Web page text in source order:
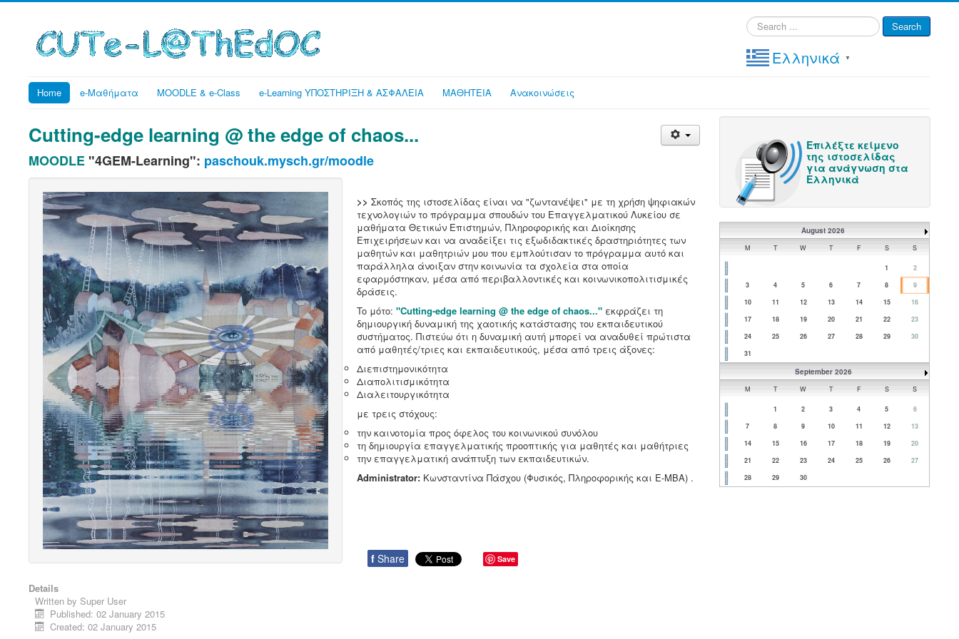
Search
...
Search
Ελληνικά ▼
Home e-Μαθήματα MOODLE & e-Class e-Learning ΥΠΟΣΤΗΡΙΞΗ & ΑΣΦΑΛΕΙΑ ΜΑΘΗΤΕΙΑ Ανακοινώσεις
Cutting-edge learning @ the edge of chaos...
MOODLE "4GEM-Learning": paschouk.mysch.gr/moodle
>> Σκοπός της ιστοσελίδας είναι να "ζωντανέψει" με τη χρήση ψηφιακών
τεχνολογιών το πρόγραμμα σπουδών του Επαγγελματικού Λυκείου σε
μαθήματα Θετικών Επιστημών, Πληροφορικής και Διοίκησης
Επιχειρήσεων και να αναδείξει τις εξωδιδακτικές δραστηριότητες των
μαθητών και μαθητριών μου που εμπλούτισαν το πρόγραμμα αυτό και
παράλληλα άνοιξαν στην κοινωνία τα σχολεία στα οποία
εφαρμόστηκαν, μέσα από περιβαλλοντικές και κοινωνικοπολιτισμικές
δράσεις.
To μότο: "Cutting-edge learning @ the edge of chaos..." εκφράζει τη
δημιουργική δυναμική της χαοτικής κατάστασης του εκπαιδευτικού
συστήματος. Πιστεύω ότι η δυναμική αυτή μπορεί να αναδυθεί πρώτιστα
από μαθητές/τριες και εκπαιδευτικούς, μέσα από τρεις άξονες:
Διεπιστημονικότητα
Διαπολιτισμικότητα
Διαλειτουργικότητα
με τρεις στόχους:
την καινοτομία προς όφελος του κοινωνικού συνόλου
τη δημιουργία επαγγελματικής προοπτικής για μαθητές και μαθήτριες
την επαγγελματική ανάπτυξη των εκπαιδευτικών.
Administrator: Κωνσταντίνα Πάσχου (Φυσικός, Πληροφορικής και Ε-ΜΒΑ) .
f Share Save
Details
Written by Super User
Published: 02 January 2015
Created: 02 January 2015
Επιλέξτε κείμενο
της ιστοσελίδας
για ανάγνωση στα
Ελληνικά
August 2026
M T W T F S S
1
2
3
4 5 6 7 8
9
10
11 12 13 14 15
16
17
18 19 20 21 22
23
24
25 26 27 28 29
30
31
September 2026
M T W T F S S
1 2 3 4 5
6
7
8 9 10 11 12
13
14
15 16 17 18 19
20
21
22 23 24 25 26
27
28
29 30